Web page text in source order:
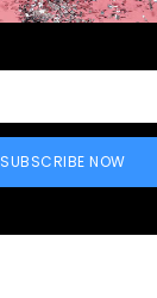
SUBSCRIBE NOW